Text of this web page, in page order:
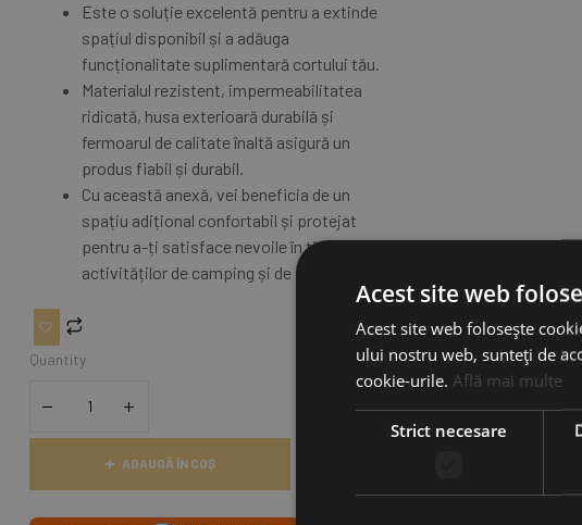
Este o soluție excelentă pentru a extinde
spațiul disponibil și a adăuga
funcționalitate suplimentară cortului tău.
Materialul rezistent, impermeabilitatea
ridicată, husa exterioară durabilă și
fermoarul de calitate înaltă asigură un
produs fiabil și durabil.
Cu această anexă, vei beneficia de un
spațiu adițional confortabil și protejat
pentru a-ți satisface nevoile în timpul
activităților de camping și de călătorie.
Quantity
ADAUGĂ ÎN COȘ
Acest site web
Acest site web folosește
ului nostru web, sunteți de
cookie-urile. Află mai multe
Strict necesare